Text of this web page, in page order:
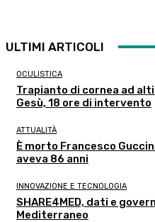
ULTIMI ARTICOLI
OCULISTICA
Trapianto di cornea ad
Gesù, 18 ore di intervento
ATTUALITÀ
È morto Francesco
aveva 86 anni
INNOVAZIONE E TECNOLOGIA
SHARE4MED, dati e
Mediterraneo